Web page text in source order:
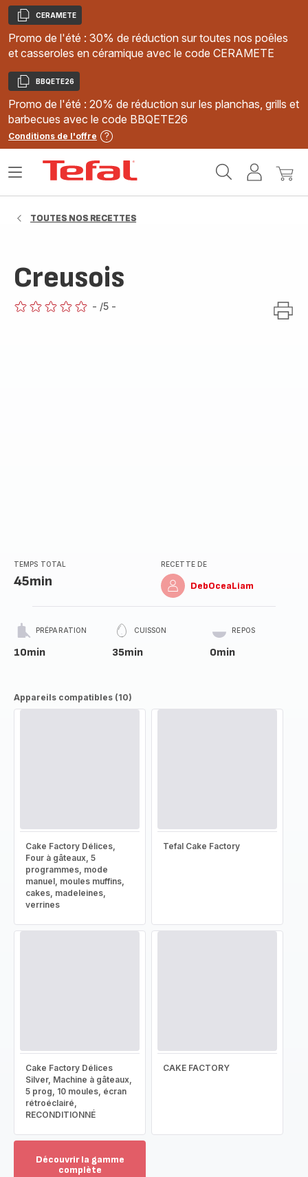
Copier
CERAMETE
Promo de l'été : 30% de réduction sur toutes nos poêles
et casseroles en céramique avec le code CERAMETE
Copier
BBQETE26
Promo de l'été : 20% de réduction sur les planchas, grills et
barbecues avec le code BBQETE26
Conditions de l'offre
MonMon
Ouvrir
TOUTES NOS RECETTES
Creusois
- /5 -
TEMPS TOTAL
45min
RECETTE DE
DebOceaLiam
PRÉPARATION
10min
CUISSON
35min
REPOS
0min
Appareils compatibles (10)
Cake Factory Délices,
Four à gâteaux, 5
programmes, mode
manuel, moules muffins,
cakes, madeleines,
verrines
Tefal Cake Factory
Cake Factory Délices
Silver, Machine à gâteaux,
5 prog, 10 moules, écran
rétroéclairé,
RECONDITIONNÉ
CAKE FACTORY
Découvrir la gamme
complète